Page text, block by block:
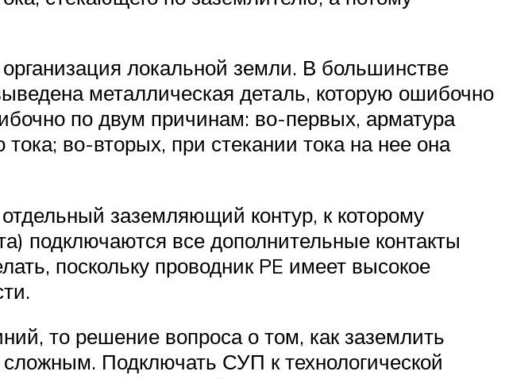
локальной земли. В большинстве
металлическая деталь, которую ошибочно
по двум причинам: во-первых, арматура
во-вторых, при стекании тока на нее она
заземляющий контур, к которому
подключаются все дополнительные контакты
поскольку проводник PE имеет высокое
то решение вопроса о том, как заземлить
Подключать СУП к технологической